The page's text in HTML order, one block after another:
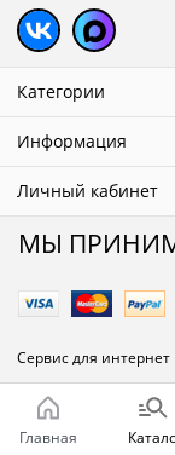
Категории
Информация
Личный кабинет
МЫ
Сервис для
Главная